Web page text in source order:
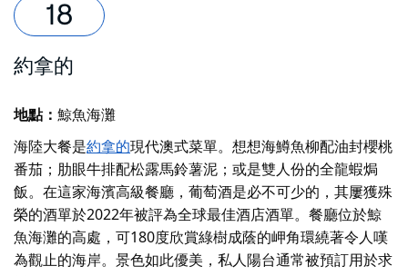
約拿的
地點： 鯨魚海灘
海陸大餐是約拿的現代澳式菜單。想想海鱒魚柳配油封櫻桃
番茄；肋眼牛排配松露馬鈴薯泥；或是雙人份的全龍蝦焗
飯。在這家海濱高級餐廳，葡萄酒是必不可少的，其屢獲殊
榮的酒單於2022年被評為全球最佳酒店酒單。餐廳位於鯨
魚海灘的高處，可180度欣賞綠樹成蔭的岬角環繞著令人嘆
為觀止的海岸。景色如此優美，私人陽台通常被預訂用於求